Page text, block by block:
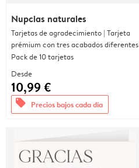
Nupcias naturales
Tarjetas de agradecimiento | Tarjeta
prémium con tres acabados diferentes
Pack de 10 tarjetas
Desde
10,99 €
offers Precios bajos cada día